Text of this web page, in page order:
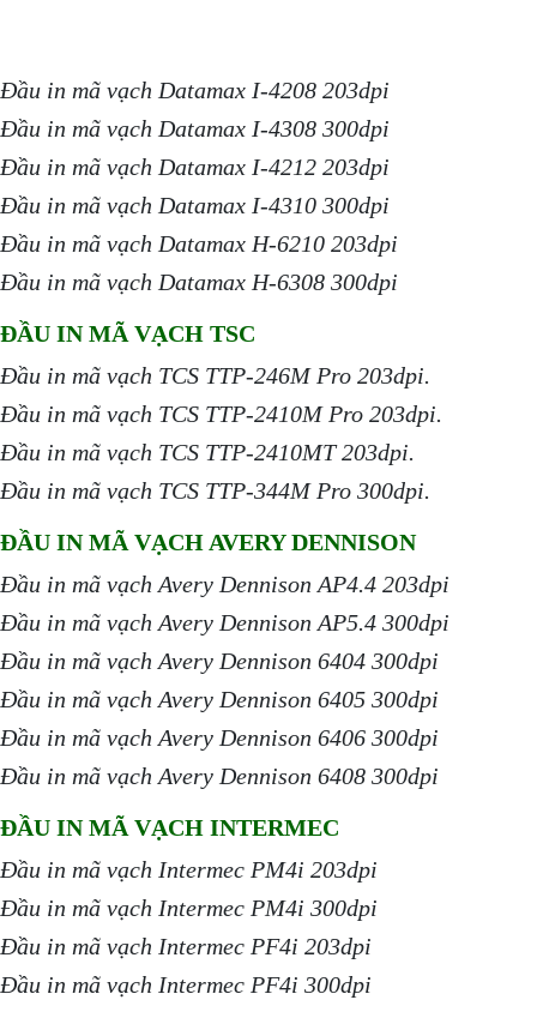
Đầu in mã vạch Datamax I-4208 203dpi
Đầu in mã vạch Datamax I-4308 300dpi
Đầu in mã vạch Datamax I-4212 203dpi
Đầu in mã vạch Datamax I-4310 300dpi
Đầu in mã vạch Datamax H-6210 203dpi
Đầu in mã vạch Datamax H-6308 300dpi
ĐẦU IN MÃ VẠCH TSC
Đầu in mã vạch TCS TTP-246M Pro 203dpi.
Đầu in mã vạch TCS TTP-2410M Pro 203dpi.
Đầu in mã vạch TCS TTP-2410MT 203dpi.
Đầu in mã vạch TCS TTP-344M Pro 300dpi.
ĐẦU IN MÃ VẠCH AVERY DENNISON
Đầu in mã vạch Avery Dennison AP4.4 203dpi
Đầu in mã vạch Avery Dennison AP5.4 300dpi
Đầu in mã vạch Avery Dennison 6404 300dpi
Đầu in mã vạch Avery Dennison 6405 300dpi
Đầu in mã vạch Avery Dennison 6406 300dpi
Đầu in mã vạch Avery Dennison 6408 300dpi
ĐẦU IN MÃ VẠCH INTERMEC
Đầu in mã vạch Intermec PM4i 203dpi
Đầu in mã vạch Intermec PM4i 300dpi
Đầu in mã vạch Intermec PF4i 203dpi
Đầu in mã vạch Intermec PF4i 300dpi